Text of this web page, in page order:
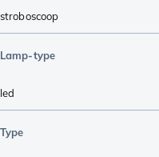
stroboscoop
Lamp-type
led
Type